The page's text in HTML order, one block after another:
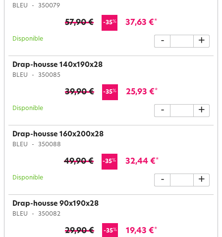
BLEU 350079
57,90 € -35% 37,63 €*
Disponible - +
Drap-housse 140x190x28
BLEU 350085
39,90 € -35% 25,93 €*
Disponible - +
Drap-housse 160x200x28
BLEU 350088
49,90 € -35% 32,44 €*
Disponible - +
Drap-housse 90x190x28
BLEU 350082
29,90 € -35% 19,43 €*